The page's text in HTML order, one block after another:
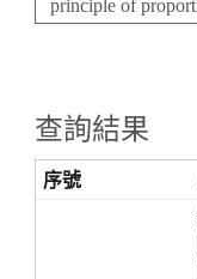
查詢結果